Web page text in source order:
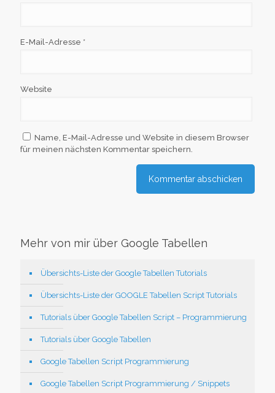
E-Mail-Adresse *
Website
Name, E-Mail-Adresse und Website in diesem Browser
für meinen nächsten Kommentar speichern.
Mehr von mir über Google Tabellen
Übersichts-Liste der Google Tabellen Tutorials
Übersichts-Liste der GOOGLE Tabellen Script Tutorials
Tutorials über Google Tabellen Script – Programmierung
Tutorials über Google Tabellen
Google Tabellen Script Programmierung
Google Tabellen Script Programmierung / Snippets